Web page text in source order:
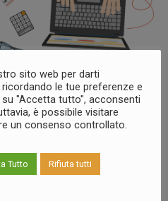
i nostri servizi
sito web per darti
le tue preferenze e
"Accetta tutto", acconsenti
è possibile visitare
un consenso controllato.
Tutto Rifiuta tutti